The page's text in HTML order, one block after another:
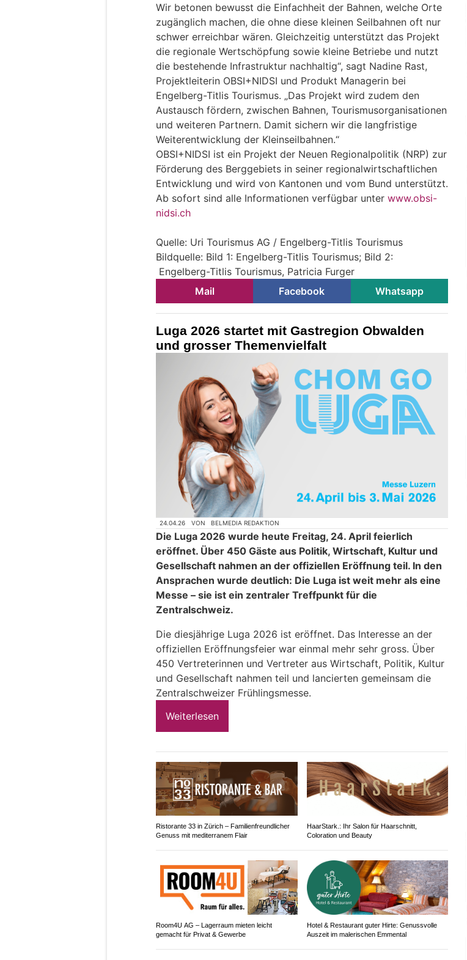
Wir betonen bewusst die Einfachheit der Bahnen, welche Orte
zugänglich machen, die ohne diese kleinen Seilbahnen oft nur
schwer erreichbar wären. Gleichzeitig unterstützt das Projekt
die regionale Wertschöpfung sowie kleine Betriebe und nutzt
die bestehende Infrastruktur nachhaltig“, sagt Nadine Rast,
Projektleiterin OBSI+NIDSI und Produkt Managerin bei
Engelberg-Titlis Tourismus. „Das Projekt wird zudem den
Austausch fördern, zwischen Bahnen, Tourismusorganisationen
und weiteren Partnern. Damit sichern wir die langfristige
Weiterentwicklung der Kleinseilbahnen.“
OBSI+NIDSI ist ein Projekt der Neuen Regionalpolitik (NRP) zur
Förderung des Berggebiets in seiner regionalwirtschaftlichen
Entwicklung und wird von Kantonen und vom Bund unterstützt.
Ab sofort sind alle Informationen verfügbar unter www.obsi-
nidsi.ch
Quelle: Uri Tourismus AG / Engelberg-Titlis Tourismus
Bildquelle: Bild 1: Engelberg-Titlis Tourismus; Bild 2:
Engelberg-Titlis Tourismus, Patricia Furger
Mail
Facebook Whatsapp
Luga 2026 startet mit Gastregion Obwalden
und grosser Themenvielfalt
24.04.26 VON BELMEDIA REDAKTION
Die Luga 2026 wurde heute Freitag, 24. April feierlich
eröffnet. Über 450 Gäste aus Politik, Wirtschaft, Kultur und
Gesellschaft nahmen an der offiziellen Eröffnung teil. In den
Ansprachen wurde deutlich: Die Luga ist weit mehr als eine
Messe – sie ist ein zentraler Treffpunkt für die
Zentralschweiz.
Die diesjährige Luga 2026 ist eröffnet. Das Interesse an der
offiziellen Eröffnungsfeier war einmal mehr sehr gross. Über
450 Vertreterinnen und Vertreter aus Wirtschaft, Politik, Kultur
und Gesellschaft nahmen teil und lancierten gemeinsam die
Zentralschweizer Frühlingsmesse.
Weiterlesen
Ristorante 33 in Zürich – Familienfreundlicher
Genuss mit mediterranem Flair
HaarStark.: Ihr Salon für Haarschnitt,
Coloration und Beauty
Room4U AG – Lagerraum mieten leicht
gemacht für Privat & Gewerbe
Hotel & Restaurant guter Hirte: Genussvolle
Auszeit im malerischen Emmental